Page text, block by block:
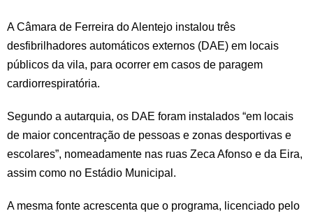
A Câmara de Ferreira do Alentejo instalou três
desfibrilhadores automáticos externos (DAE) em locais
públicos da vila, para ocorrer em casos de paragem
cardiorrespiratória.
Segundo a autarquia, os DAE foram instalados “em locais
de maior concentração de pessoas e zonas desportivas e
escolares”, nomeadamente nas ruas Zeca Afonso e da Eira,
assim como no Estádio Municipal.
A mesma fonte acrescenta que o programa, licenciado pelo